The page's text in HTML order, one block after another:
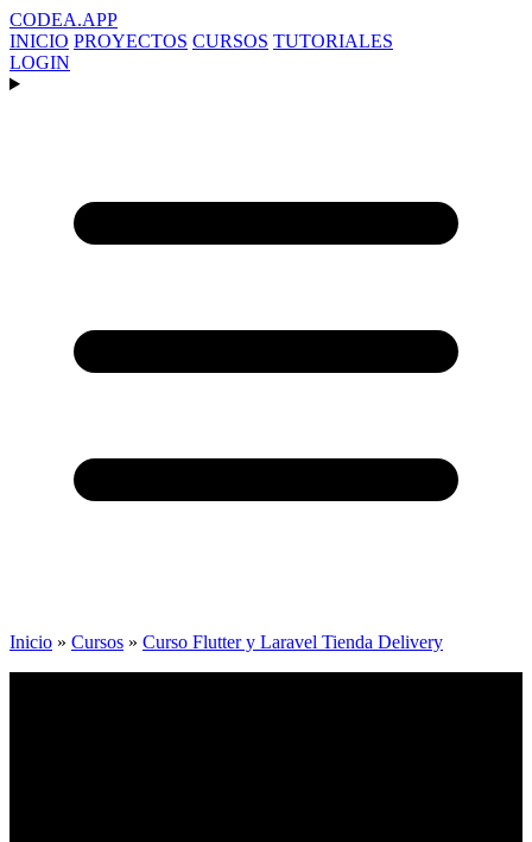
CODEA.APP
INICIO PROYECTOS CURSOS TUTORIALES
LOGIN
Inicio » Cursos » Curso Flutter y Laravel Tienda Delivery